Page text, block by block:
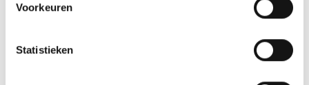
Voorkeuren
StatistiekenPUUR TRANQUIL |
ADAPTIL TRANSPORT
SPRAY | HUND